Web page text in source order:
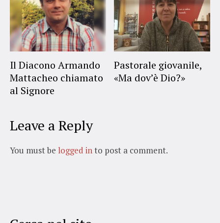
Il Diacono Armando
Mattacheo chiamato
al Signore
Pastorale giovanile,
«Ma dov’è Dio?»
Leave a Reply
You must be logged into post a comment.